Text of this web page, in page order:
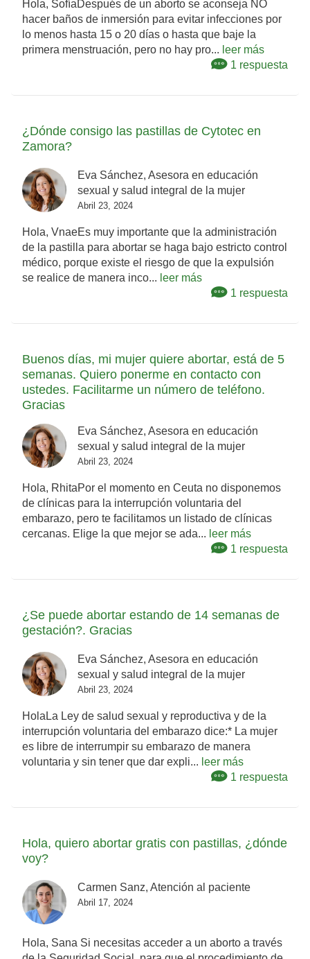
Hola, SofíaDespués de un aborto se aconseja NO
hacer baños de inmersión para evitar infecciones por
lo menos hasta 15 o 20 días o hasta que baje la
primera menstruación, pero no hay pro... leer más
1 respuesta
¿Dónde consigo las pastillas de Cytotec en
Zamora?
Eva Sánchez, Asesora en educación
sexual y salud integral de la mujer
Abril 23, 2024
Hola, VnaeEs muy importante que la administración
de la pastilla para abortar se haga bajo estricto control
médico, porque existe el riesgo de que la expulsión
se realice de manera inco... leer más
1 respuesta
Buenos días, mi mujer quiere abortar, está de 5
semanas. Quiero ponerme en contacto con
ustedes. Facilitarme un número de teléfono.
Gracias
Eva Sánchez, Asesora en educación
sexual y salud integral de la mujer
Abril 23, 2024
Hola, RhitaPor el momento en Ceuta no disponemos
de clínicas para la interrupción voluntaria del
embarazo, pero te facilitamos un listado de clínicas
cercanas. Elige la que mejor se ada... leer más
1 respuesta
¿Se puede abortar estando de 14 semanas de
gestación?. Gracias
Eva Sánchez, Asesora en educación
sexual y salud integral de la mujer
Abril 23, 2024
HolaLa Ley de salud sexual y reproductiva y de la
interrupción voluntaria del embarazo dice:* La mujer
es libre de interrumpir su embarazo de manera
voluntaria y sin tener que dar expli... leer más
1 respuesta
Hola, quiero abortar gratis con pastillas, ¿dónde
voy?
Carmen Sanz, Atención al paciente
Abril 17, 2024
Hola, Sana Si necesitas acceder a un aborto a través